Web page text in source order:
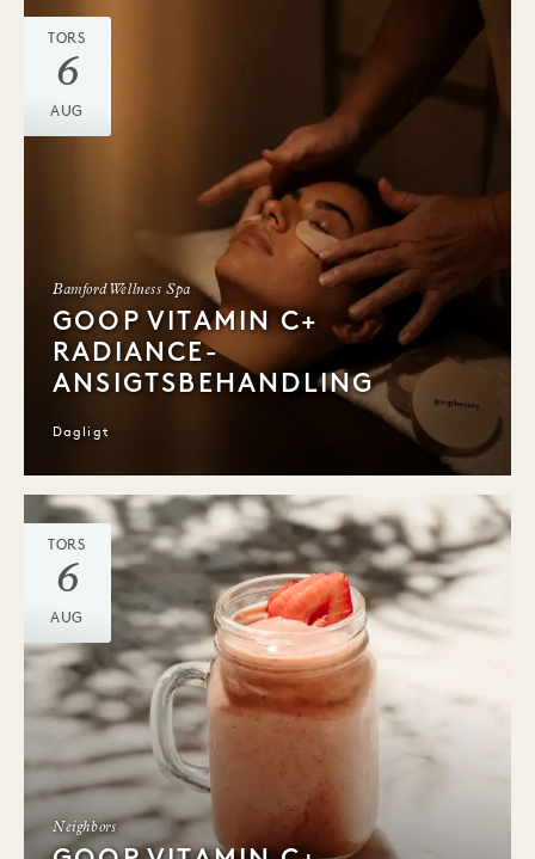
TORS
6
AUG
Bamford Wellness Spa
GOOP VITAMIN C+
RADIANCE-
ANSIGTSBEHANDLING
Dagligt
TORS
6
AUG
Neighbors